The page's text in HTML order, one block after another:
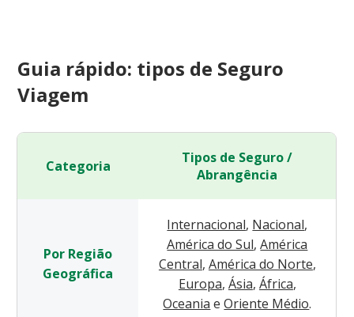
Guia rápido: tipos de Seguro
Viagem
Categoria
Tipos de Seguro /
Abrangência
Por Região
Geográfica
Internacional, Nacional,
América do Sul, América
Central, América do Norte,
Europa, Ásia, África,
Oceania e Oriente Médio.